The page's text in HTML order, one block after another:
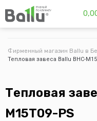
Фирменный магазин Ballu в
Тепловая завеса Ballu BHC-
Тепловая
M15T09-PS